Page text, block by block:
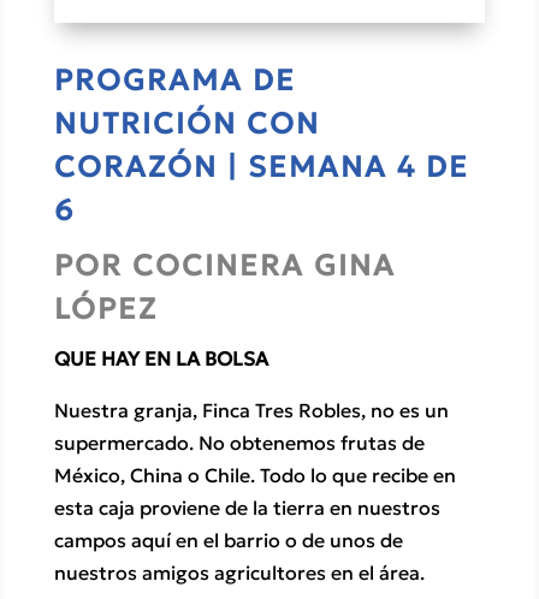
PROGRAMA DE
NUTRICIÓN CON
CORAZÓN | SEMANA 4 DE
6
POR COCINERA GINA
LÓPEZ
QUE HAY EN LA BOLSA
Nuestra granja, Finca Tres Robles, no es un
supermercado. No obtenemos frutas de
México, China o Chile. Todo lo que recibe en
esta caja proviene de la tierra en nuestros
campos aquí en el barrio o de unos de
nuestros amigos agricultores en el área.